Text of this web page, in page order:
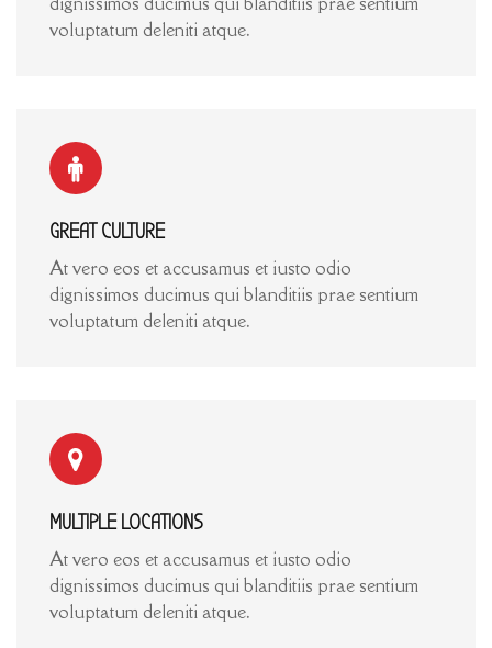
voluptatum deleniti atque.
GREAT CULTURE
At vero eos et accusamus et iusto odio
dignissimos ducimus qui blanditiis prae sentium
voluptatum deleniti atque.
MULTIPLE LOCATIONS
At vero eos et accusamus et iusto odio
dignissimos ducimus qui blanditiis prae sentium
voluptatum deleniti atque.